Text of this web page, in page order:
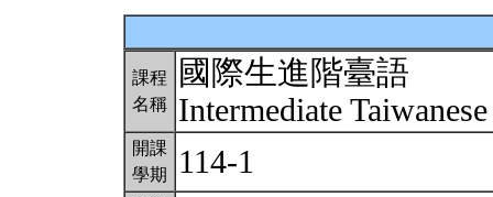
課程
名稱
國際生進階臺語
Intermediate
開課
學期
114-1